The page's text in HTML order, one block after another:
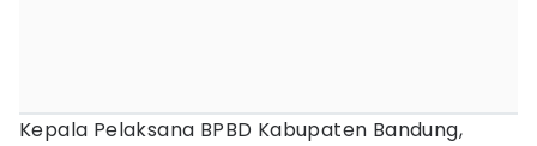
Kepala Pelaksana BPBD Kabupaten Bandung,